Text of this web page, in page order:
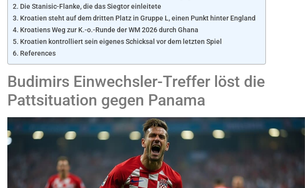
Die Stanisic-Flanke, die das Siegtor einleitete
Kroatien steht auf dem dritten Platz in Gruppe L, einen Punkt hinter England
Kroatiens Weg zur K.-o.-Runde der WM 2026 durch Ghana
Kroatien kontrolliert sein eigenes Schicksal vor dem letzten Spiel
References
Budimirs Einwechsler-Treffer löst die
Pattsituation gegen Panama